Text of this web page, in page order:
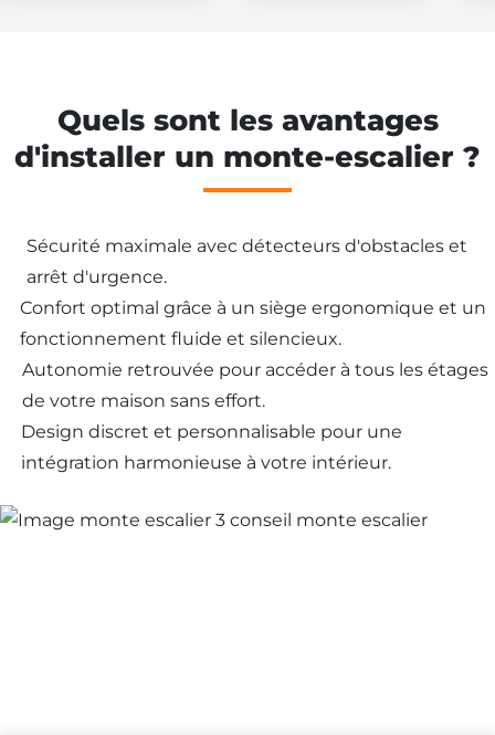
Quels sont les avantages
d'installer un monte-escalier ?
Sécurité maximale avec détecteurs d'obstacles et
arrêt d'urgence.
Confort optimal grâce à un siège ergonomique et un
fonctionnement fluide et silencieux.
Autonomie retrouvée pour accéder à tous les étages
de votre maison sans effort.
Design discret et personnalisable pour une
intégration harmonieuse à votre intérieur.